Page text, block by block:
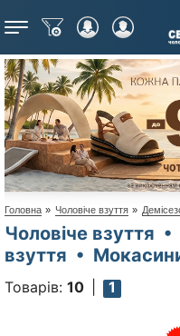
Меню
Головна » Чоловіче взуття »
Чоловіче взуття
взуття •
Товарів: 10 1